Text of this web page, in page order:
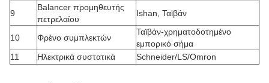
9
Balancer προμηθευτής
πετρελαίου
Ishan, Ταϊβάν
10 Φρένο συμπλεκτών
Ταϊβάν-χρηματοδοτημένο
εμπορικό σήμα
11
Ηλεκτρικά συστατικά Schneider/LS/Omron